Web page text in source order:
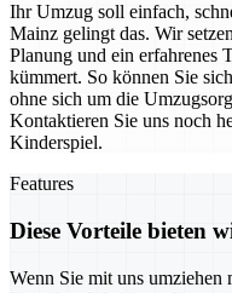
Ihr Umzug soll einfach,
Mainz gelingt das. Wir
Planung und ein erfahrenes
kümmert. So können Sie
ohne sich um die
Kontaktieren Sie uns noch
Kinderspiel.
Features
Diese Vorteile bieten
Wenn Sie mit uns